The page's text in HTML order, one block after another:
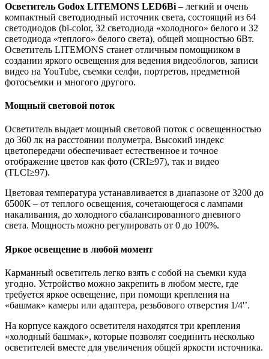
Осветитель Godox LITEMONS LED6Bi – легкий и очень
компактный светодиодный источник света, состоящий из 64
светодиодов (bi-color, 32 светодиода «холодного» белого и 32
светодиода «теплого» белого света), общей мощностью 6Вт.
Осветитель LITEMONS станет отличным помощником в
создании яркого освещения для ведения видеоблогов, записи
видео на YouTube, съемки селфи, портретов, предметной
фотосъемки и многого другого.
Мощный световой поток
Осветитель выдает мощный световой поток с освещенностью
до 360 лк на расстоянии полуметра. Высокий индекс
цветопередачи обеспечивает естественное и точное
отображение цветов как фото (CRI≥97), так и видео
(TLCI≥97).
Цветовая температура устанавливается в диапазоне от 3200 до
6500К – от теплого освещения, сочетающегося с лампами
накаливания, до холодного сбалансированного дневного
света. Мощность можно регулировать от 0 до 100%.
Яркое освещение в любой момент
Карманный осветитель легко взять с собой на съемки куда
угодно. Устройство можно закрепить в любом месте, где
требуется яркое освещение, при помощи крепления на
«башмак» камеры или адаптера, резьбового отверстия 1/4'’.
На корпусе каждого осветителя находятся три крепления
«холодный башмак», которые позволят соединить несколько
осветителей вместе для увеличения общей яркости источника.